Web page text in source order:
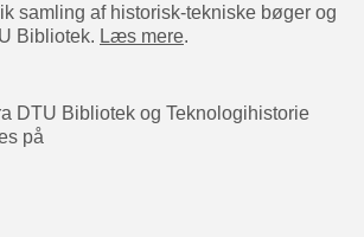
samling af historisk-tekniske bøger og
Bibliotek. Læs mere.
DTU Bibliotek og Teknologihistorie
på